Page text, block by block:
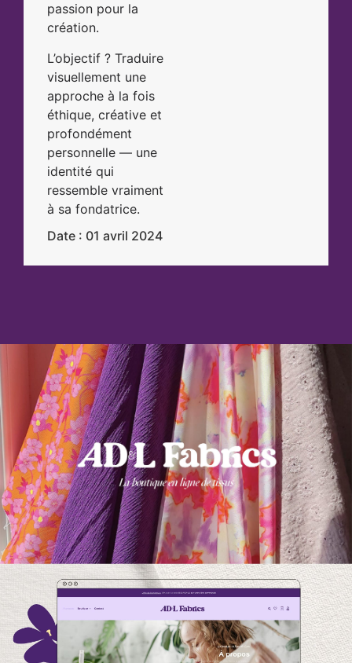
passion pour la
création.
L’objectif ? Traduire
visuellement une
approche à la fois
éthique, créative et
profondément
personnelle — une
identité qui
ressemble vraiment
à sa fondatrice.
Date : 01 avril 2024